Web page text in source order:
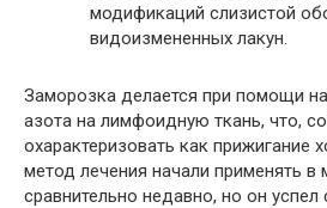
модификаций слизистой
видоизмененных лакун.
Заморозка делается при помощи
азота на лимфоидную ткань, что,
охарактеризовать как прижигание
метод лечения начали применять в
сравнительно недавно, но он успел